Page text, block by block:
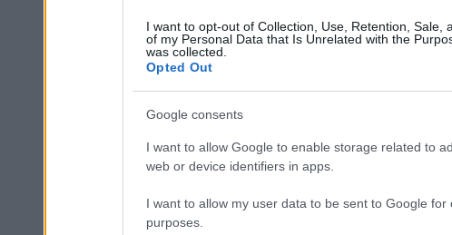
I want to opt-out of Collection, Use, Retention, Sale,
of my Personal Data that Is Unrelated with the
was collected.
Opted Out
Google consents
I want to allow Google to enable storage related to
web or device identifiers in apps.
I want to allow my user data to be sent to Google for
purposes.